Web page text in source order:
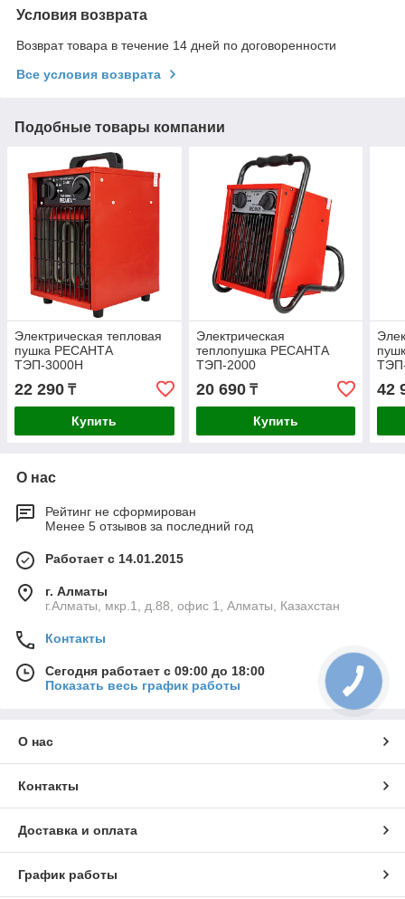
Условия возврата
Возврат товара в течение 14 дней по договоренности
Все условия возврата
Подобные товары компании
Электрическая тепловая
пушка РЕСАНТА
ТЭП-3000Н
22 290 ₸
Купить
Электрическая
теплопушка РЕСАНТА
ТЭП-2000
20 690₸
Купить
42
О нас
Рейтинг не сформирован
Менее 5 отзывов за последний год
Работает с 14.01.2015
г. Алматы
г.Алматы, мкр.1, д.88, офис 1, Алматы, Казахстан
Контакты
Сегодня работает с 09:00 до 18:00
Показать весь график работы
О нас
Контакты
Доставка и оплата
График работы